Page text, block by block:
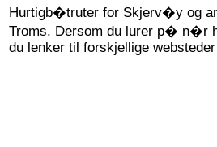
Hurtigb�truter for Skjerv�y og
Troms. Dersom du lurer p� n�r
du lenker til forskjellige